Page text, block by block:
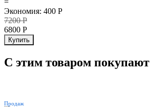
Экономия: 400 Р
7200Р
6800 Р
Купить
С этим товаром покупают
Продаж